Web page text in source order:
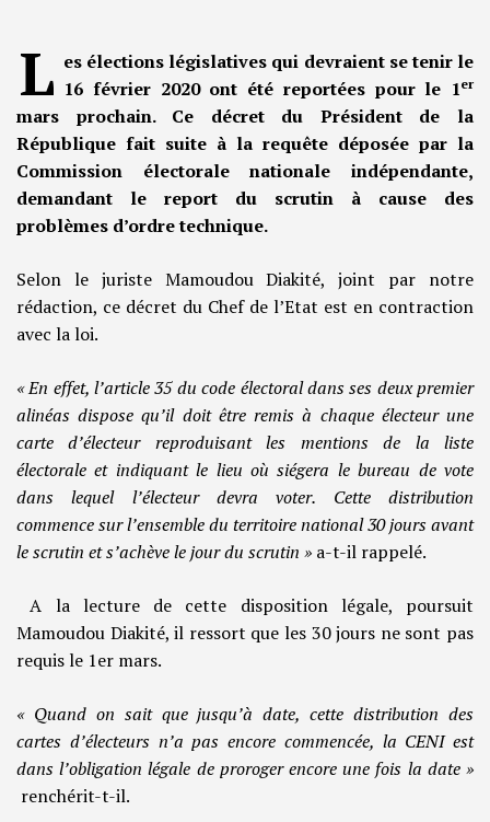
L es élections législatives qui devraient se tenir le
16 février 2020 ont été reportées pour le 1er
mars prochain. Ce décret du Président de la
République fait suite à la requête déposée par la
Commission électorale nationale indépendante,
demandant le report du scrutin à cause des
problèmes d’ordre technique.
Selon le juriste Mamoudou Diakité, joint par notre
rédaction, ce décret du Chef de l’Etat est en contraction
avec la loi.
« En effet, l’article 35 du code électoral dans ses deux premier
alinéas dispose qu’il doit être remis à chaque électeur une
carte d’électeur reproduisant les mentions de la liste
électorale et indiquant le lieu où siégera le bureau de vote
dans lequel l’électeur devra voter. Cette distribution
commence sur l’ensemble du territoire national 30 jours avant
le scrutin et s’achève le jour du scrutin » a-t-il rappelé.
A la lecture de cette disposition légale, poursuit
Mamoudou Diakité, il ressort que les 30 jours ne sont pas
requis le 1er mars.
« Quand on sait que jusqu’à date, cette distribution des
cartes d’électeurs n’a pas encore commencée, la CENI est
dans l’obligation légale de proroger encore une fois la date »
renchérit-t-il.